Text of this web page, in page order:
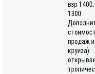
взр
1300
продаж
круиза):